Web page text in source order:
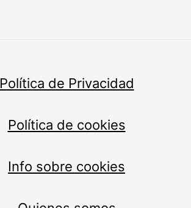
Política de Privacidad
Política de cookies
Info sobre cookies